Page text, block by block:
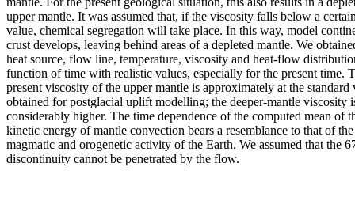
upper mantle. It was assumed that, if the viscosity falls below a
value, chemical segregation will take place. In this way, model
crust develops, leaving behind areas of a depleted mantle. We
heat source, flow line, temperature, viscosity and heat-flow
function of time with realistic values, especially for the present time.
present viscosity of the upper mantle is approximately at the standard
obtained for postglacial uplift modelling; the deeper-mantle viscosity
considerably higher. The time dependence of the computed mean of
kinetic energy of mantle convection bears a resemblance to that of the
magmatic and orogenetic activity of the Earth. We assumed that the
discontinuity cannot be penetrated by the flow.